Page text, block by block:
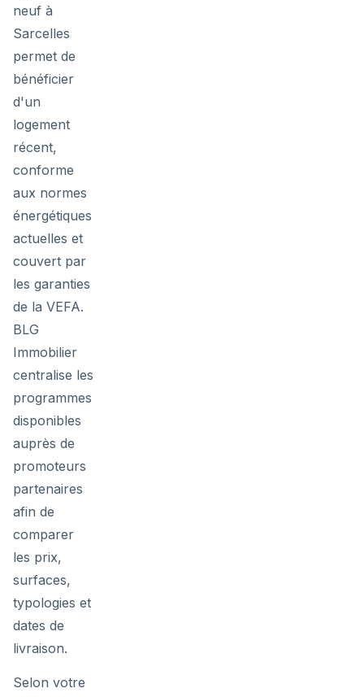
neuf à
Sarcelles
permet de
bénéficier
d'un
logement
récent,
conforme
aux normes
énergétiques
actuelles et
couvert par
les garanties
de la VEFA.
BLG
Immobilier
centralise les
programmes
disponibles
auprès de
promoteurs
partenaires
afin de
comparer
les prix,
surfaces,
typologies et
dates de
livraison.
Selon votre